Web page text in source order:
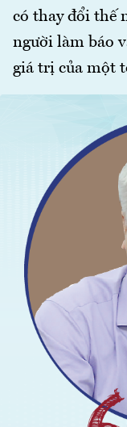
có thay đổi thế
người làm báo
giá trị của một